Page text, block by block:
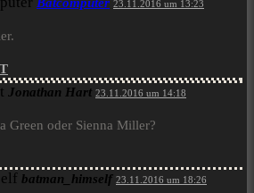
Batcomputer 23.11.2016 um 13:23
Jonathan Hart 23.11.2016 um 14:18
Green oder Sienna Miller?
batman_himself 23.11.2016 um 18:26